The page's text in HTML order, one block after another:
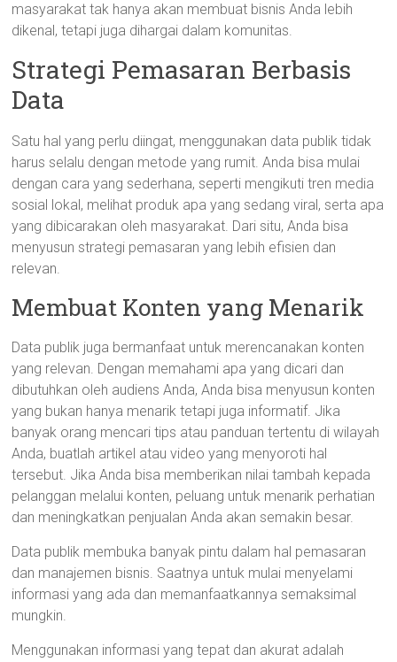
masyarakat tak hanya akan membuat bisnis Anda lebih
dikenal, tetapi juga dihargai dalam komunitas.
Strategi Pemasaran Berbasis
Data
Satu hal yang perlu diingat, menggunakan data publik tidak
harus selalu dengan metode yang rumit. Anda bisa mulai
dengan cara yang sederhana, seperti mengikuti tren media
sosial lokal, melihat produk apa yang sedang viral, serta apa
yang dibicarakan oleh masyarakat. Dari situ, Anda bisa
menyusun strategi pemasaran yang lebih efisien dan
relevan.
Membuat Konten yang Menarik
Data publik juga bermanfaat untuk merencanakan konten
yang relevan. Dengan memahami apa yang dicari dan
dibutuhkan oleh audiens Anda, Anda bisa menyusun konten
yang bukan hanya menarik tetapi juga informatif. Jika
banyak orang mencari tips atau panduan tertentu di wilayah
Anda, buatlah artikel atau video yang menyoroti hal
tersebut. Jika Anda bisa memberikan nilai tambah kepada
pelanggan melalui konten, peluang untuk menarik perhatian
dan meningkatkan penjualan Anda akan semakin besar.
Data publik membuka banyak pintu dalam hal pemasaran
dan manajemen bisnis. Saatnya untuk mulai menyelami
informasi yang ada dan memanfaatkannya semaksimal
mungkin.
Menggunakan informasi yang tepat dan akurat adalah